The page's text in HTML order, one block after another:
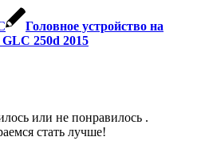
Головное устройство на
250d 2015
или не понравилось .
стать лучше!